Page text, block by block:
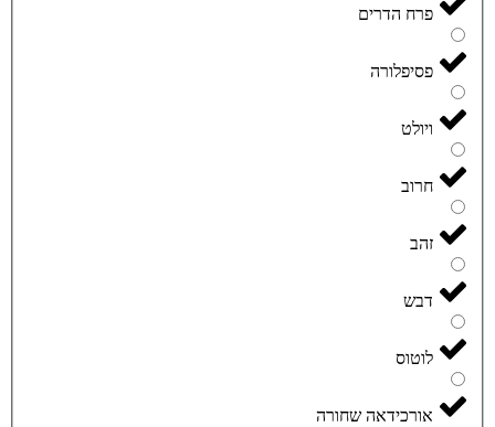
פרח הדרים
פסיפלורה
ויולט
חרוב
זהב
דבש
לוטוס
אורכידאה שחורה